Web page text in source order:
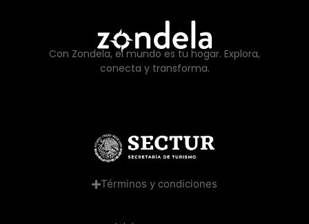
Con Zondela, el mundo es tu hogar. Explora,
conecta y transforma.
Términos y condiciones